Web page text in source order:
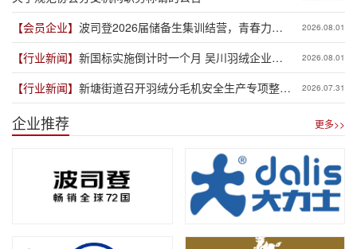
【会员企业】 波司登2026届储备生集训结营，青春力量
赋能品牌新程
2026.08.01
【行业新闻】 新国标实施倒计时一个月 吴川羽绒企业集
体“抢跑”新规
2026.08.01
【行业新闻】 新塘街道召开羽绒分毛机安全生产专项整治
推进会
2026.07.31
企业推荐 更多>>